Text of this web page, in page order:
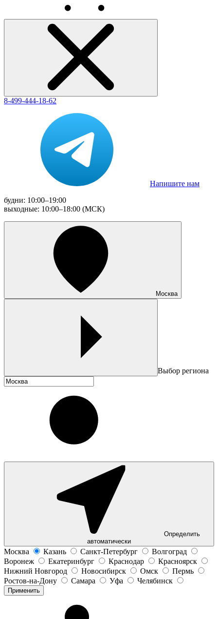
8-499-444-18-62
Напишите нам
будни: 10:00–19:00
выходные: 10:00–18:00 (МСК)
Москва
Выбор региона
Определить
автоматически
Москва Казань Санкт-Петербург
Волгоград
Воронеж
Екатеринбург Краснодар
Красноярск
Нижний Новгород
Новосибирск Омск
Пермь
Ростов-на-Дону
Самара Уфа Челябинск
Применить